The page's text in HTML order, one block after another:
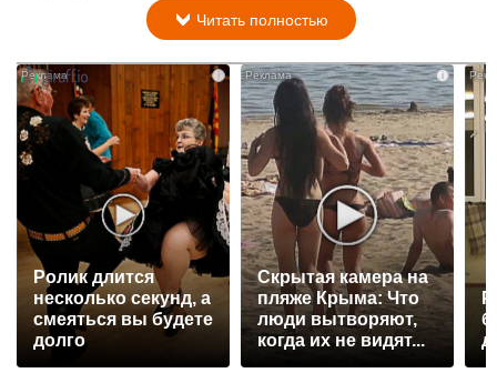
Читать полностью
Ролик длится
несколько секунд, а
смеяться вы будете
долго
i
Скрытая камера на
пляже Крыма: Что
люди вытворяют,
когда их не видят...